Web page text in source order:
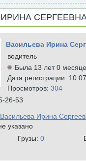
Васильева Ирина
водитель
Была 13 лет 0
Дата регистрации:
Просмотров: 304
26-53
Ирина
указано
Грузы: 0